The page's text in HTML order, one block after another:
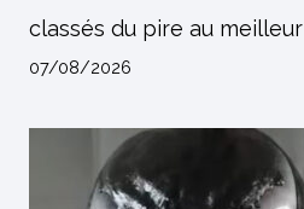
classés du pire au meilleur
07/08/2026